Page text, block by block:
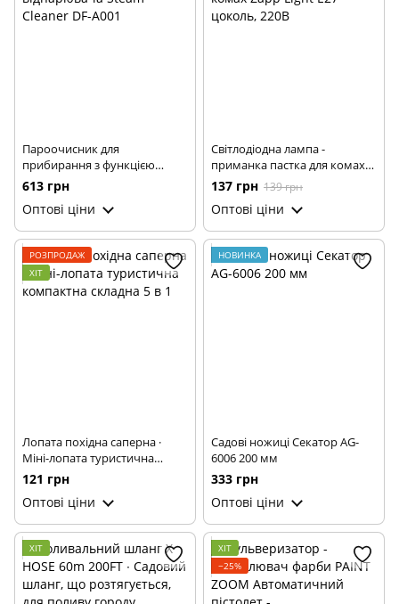
Пароочисник для
прибирання з функцією
відпарювача Steam Cleaner
DF-A001
613 грн
Оптові ціни
Світлодіодна лампа -
приманка пастка для комах
Zapp Light Е27 цоколь, 220В
137 грн 139 грн
Оптові ціни
РОЗПРОДАЖ
ХІТ
Лопата похідна саперна ·
Міні-лопата туристична
компактна складна 5 в 1
121 грн
Оптові ціни
НОВИНКА
Садові ножиці Секатор AG-
6006 200 мм
333 грн
Оптові ціни
ХІТ
ХІТ
−25%